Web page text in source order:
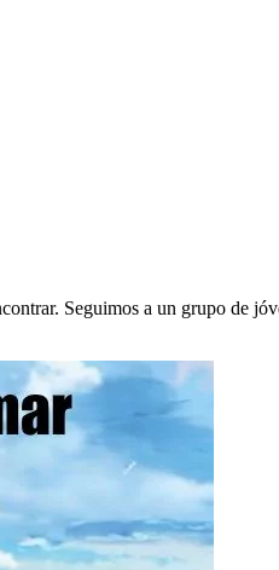
Seguimos a un grupo de